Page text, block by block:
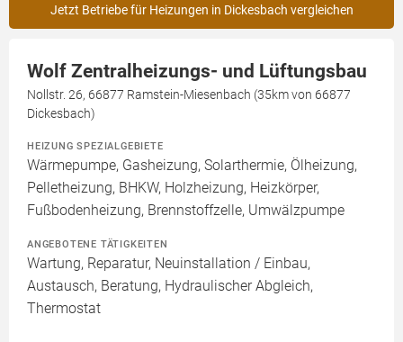
Jetzt Betriebe für Heizungen in Dickesbach vergleichen
Wolf Zentralheizungs- und Lüftungsbau
Nollstr. 26, 66877 Ramstein-Miesenbach (35km von 66877
Dickesbach)
HEIZUNG SPEZIALGEBIETE
Wärmepumpe, Gasheizung, Solarthermie, Ölheizung,
Pelletheizung, BHKW, Holzheizung, Heizkörper,
Fußbodenheizung, Brennstoffzelle, Umwälzpumpe
ANGEBOTENE TÄTIGKEITEN
Wartung, Reparatur, Neuinstallation / Einbau,
Austausch, Beratung, Hydraulischer Abgleich,
Thermostat